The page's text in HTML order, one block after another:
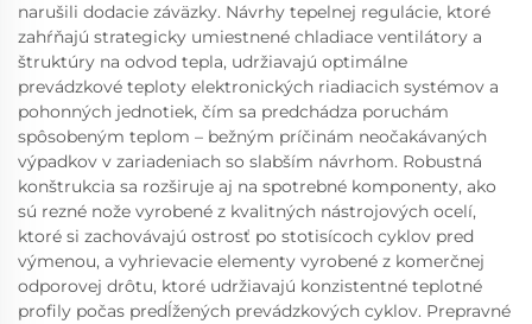
narušili dodacie záväzky. Návrhy tepelnej regulácie, ktoré
zahŕňajú strategicky umiestnené chladiace ventilátory a
štruktúry na odvod tepla, udržiavajú optimálne
prevádzkové teploty elektronických riadiacich systémov a
pohonných jednotiek, čím sa predchádza poruchám
spôsobeným teplom – bežným príčinám neočakávaných
výpadkov v zariadeniach so slabším návrhom. Robustná
konštrukcia sa rozširuje aj na spotrebné komponenty, ako
sú rezné nože vyrobené z kvalitných nástrojových ocelí,
ktoré si zachovávajú ostrosť po stotisícoch cyklov pred
výmenou, a vyhrievacie elementy vyrobené z komerčnej
odporovej drôtu, ktoré udržiavajú konzistentné teplotné
profily počas predĺžených prevádzkových cyklov. Prepravné